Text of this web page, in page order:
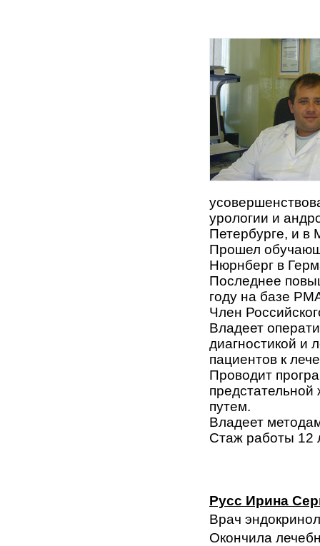
урологии и
Петербурге, и в
Прошел
Нюрнберг в
Последнее
году на базе
Член
Владеет
диагностикой и
пациентов к
Проводит
путем.
Владеет
Стаж работы 12
Русс Ирина
Врач
Окончила